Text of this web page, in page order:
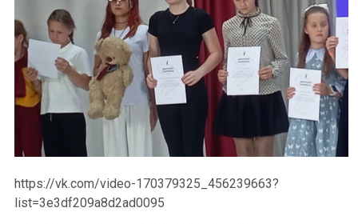
https://vk.com/video-170379325_456239663?
list=3e3df209a8d2ad0095